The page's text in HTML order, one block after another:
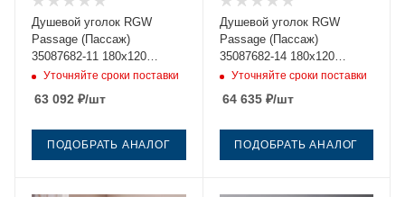
Душевой уголок RGW
Passage (Пассаж)
35087682-11 180х120
стекло прозрачное
профиль хром без поддона
Уточняйте сроки поставки
63 092 ₽/шт
ПОДОБРАТЬ АНАЛОГ
Душевой уголок RGW
Passage (Пассаж)
35087682-14 180х120
стекло прозрачное
профиль черный без
поддона
Уточняйте сроки поставки
64 635₽/шт
ПОДОБРАТЬ АНАЛОГ